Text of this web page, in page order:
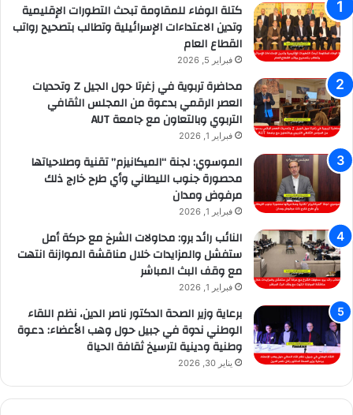
كتلة الوفاء للمقاومة تبحث التطورات الإقليمية
وتدين الاعتداءات الإسرائيلية وتطالب بتصحيح رواتب
القطاع العام
فبراير 5, 2026
محاضرة تربوية في زغرتا حول الجيل Z وتحديات
العصر الرقمي بدعوة من المجلس الثقافي
التربوي وبالتعاون مع جامعة AUT
فبراير 1, 2026
الموسوي: لجنة “الميكانيزم” تقنية وصلاحياتها
محصورة جنوب الليطاني وأي طرح خارج ذلك
مرفوض ومدان
فبراير 1, 2026
النائب رائد برو: محاولات الشرخ مع حركة أمل
ستفشل والمزايدات خلال مناقشة الموازنة انتهت
مع وقف البث المباشر
فبراير 1, 2026
برعاية وزير الصحة الدكتور ناصر الدين، نظم اللقاء
الوطني ندوة في جبيل حول وهب الأعضاء: دعوة
وطنية ودينية لترسيخ ثقافة الحياة
يناير 30, 2026